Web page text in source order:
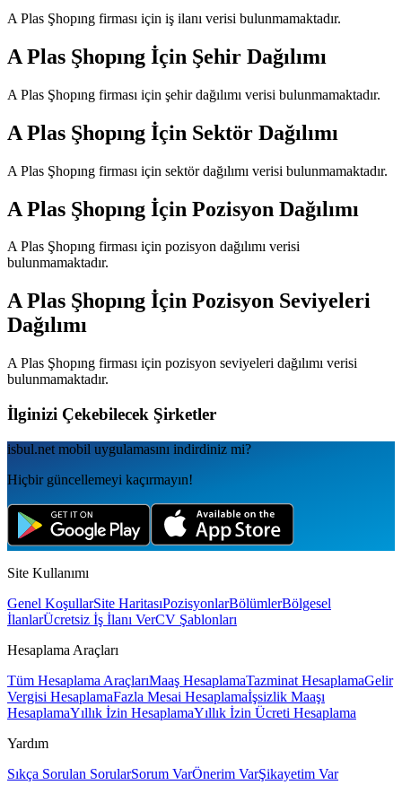
A Plas Şhopıng firması için iş ilanı verisi bulunmamaktadır.
A Plas Şhopıng İçin Şehir Dağılımı
A Plas Şhopıng firması için şehir dağılımı verisi bulunmamaktadır.
A Plas Şhopıng İçin Sektör Dağılımı
A Plas Şhopıng firması için sektör dağılımı verisi bulunmamaktadır.
A Plas Şhopıng İçin Pozisyon Dağılımı
A Plas Şhopıng firması için pozisyon dağılımı verisi
bulunmamaktadır.
A Plas Şhopıng İçin Pozisyon Seviyeleri
Dağılımı
A Plas Şhopıng firması için pozisyon seviyeleri dağılımı verisi
bulunmamaktadır.
İlginizi Çekebilecek Şirketler
isbul.net mobil uygulamаsını indirdiniz mi?
Hiçbir güncellemeyi kaçırmayın!
Site Kullanımı
Genel KoşullarSite HaritasıPozisyonlarBölümlerBölgesel
İlanlarÜcretsiz İş İlanı VerCV Şablonları
Hesaplama Araçları
Tüm Hesaplama AraçlarıMaaş HesaplamaTazminat HesaplamaGelir
Vergisi HesaplamaFazla Mesai Hesaplamaİşsizlik Maaşı
HesaplamaYıllık İzin HesaplamaYıllık İzin Ücreti Hesaplama
Yardım
Sıkça Sorulan SorularSorum VarÖnerim VarŞikayetim Var